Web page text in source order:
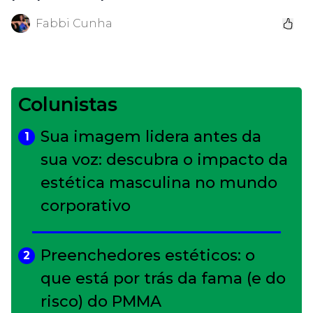
Fabbi Cunha
Colunistas
1
Sua imagem lidera antes da
sua voz: descubra o impacto da
estética masculina no mundo
corporativo
2
Preenchedores estéticos: o
que está por trás da fama (e do
risco) do PMMA